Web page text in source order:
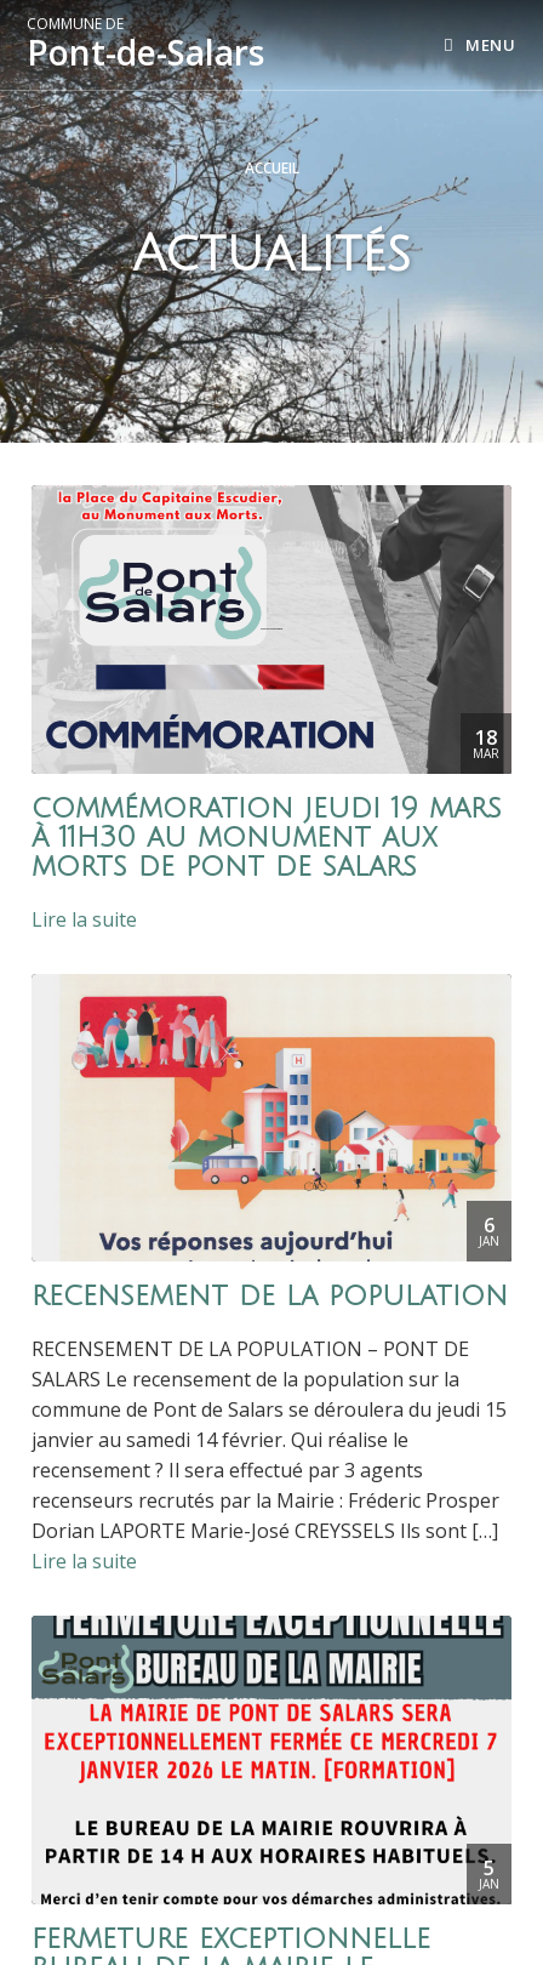
COMMUNE DE
Pont-de-Salars MENU
ACCUEIL
Actualités
18
MAR
commémoration jeudi 19 mars
à 11h30 au monument aux
morts de pont de salars
Lire la suite
6
JAN
recensement de la population
RECENSEMENT DE LA POPULATION – PONT DE
SALARS Le recensement de la population sur la
commune de Pont de Salars se déroulera du jeudi 15
janvier au samedi 14 février. Qui réalise le
recensement ? Il sera effectué par 3 agents
recenseurs recrutés par la Mairie : Fréderic Prosper
Dorian LAPORTE Marie-José CREYSSELS Ils sont […]
Lire la suite
5
JAN
fermeture exceptionnelle